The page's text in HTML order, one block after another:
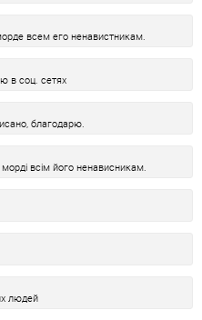
всем его ненавистникам.
в соц. сетях
благодарю.
всім його ненависникам.
людей